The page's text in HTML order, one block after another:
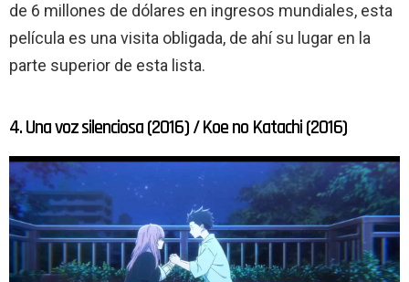
de 6 millones de dólares en ingresos mundiales, esta
película es una visita obligada, de ahí su lugar en la
parte superior de esta lista.
4. Una voz silenciosa (2016) / Koe no Katachi (2016)